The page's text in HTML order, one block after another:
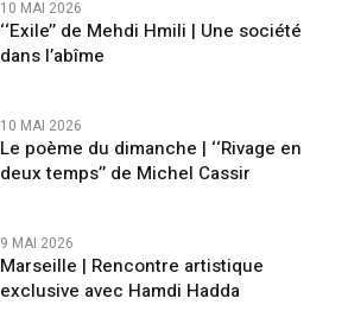
10 MAI 2026
‘‘Exile’’ de Mehdi Hmili | Une société
dans l’abîme
10 MAI 2026
Le poème du dimanche | ‘‘Rivage en
deux temps’’ de Michel Cassir
9 MAI 2026
Marseille | Rencontre artistique
exclusive avec Hamdi Hadda